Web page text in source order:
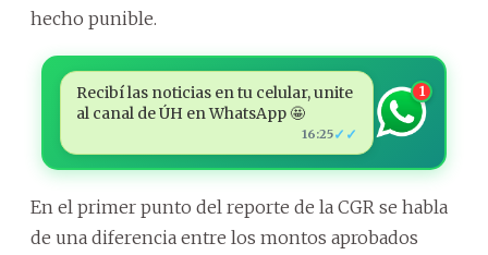
hecho punible.
Recibí las noticias en tu celular, unite
al canal de ÚH en WhatsApp 🤩
16:25✓✓
1
En el primer punto del reporte de la CGR se habla
de una diferencia entre los montos aprobados